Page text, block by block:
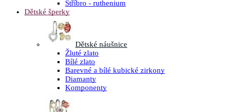
Stříbro - ruthenium
Dětské šperky
Dětské náušnice
Žluté zlato
Bílé zlato
Barevné a bílé kubické zirkony
Diamanty
Komponenty